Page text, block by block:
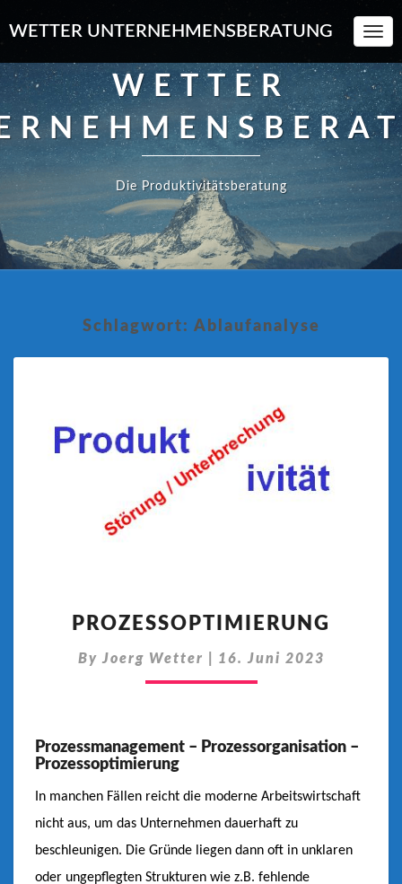
WETTER UNTERNEHMENSBERATUNG
WETTER
Die Produktivitätsberatung
Schlagwort: Ablaufanalyse
PROZESSOPTIMIERUNG
By Joerg Wetter 16. Juni 2023
Prozessmanagement – Prozessorganisation –
Prozessoptimierung
In manchen Fällen reicht die moderne Arbeitswirtschaft
nicht aus, um das Unternehmen dauerhaft zu
beschleunigen. Die Gründe liegen dann oft in unklaren
oder ungepflegten Strukturen wie z.B. fehlende